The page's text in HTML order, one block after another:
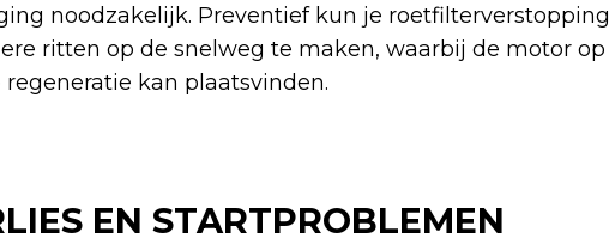
noodzakelijk. Preventief kun je roetfilterverstopping
ritten op de snelweg te maken, waarbij de motor op
kan plaatsvinden.
EN STARTPROBLEMEN